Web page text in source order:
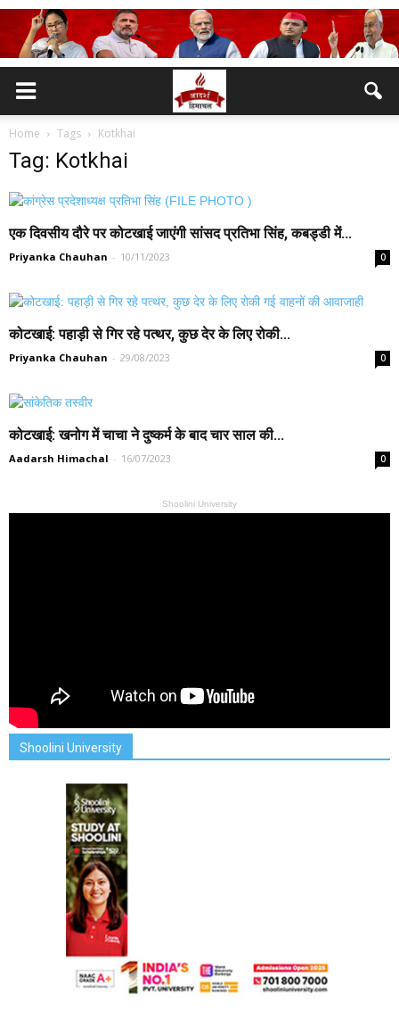
Home Tags Kotkhai
Tag: Kotkhai
एक दिवसीय दौरे पर कोटखाई जाएंगी सांसद प्रतिभा सिंह, कबड्डी में...
Priyanka Chauhan - 10/11/2023 0
कोटखाई: पहाड़ी से गिर रहे पत्थर, कुछ देर के लिए रोकी...
Priyanka Chauhan - 29/08/2023 0
कोटखाई: खनोग में चाचा ने दुष्कर्म के बाद चार साल की...
Aadarsh Himachal - 16/07/2023 0
Shoolini University
Shoolini University